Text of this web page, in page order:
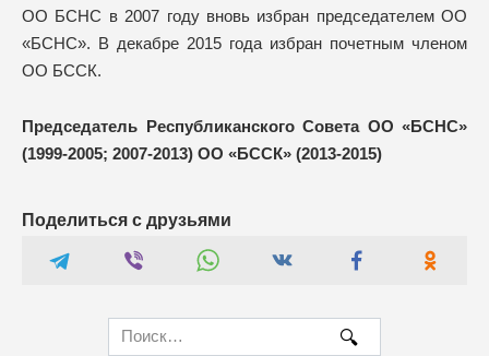
ОО БСНС в 2007 году вновь избран председателем ОО
«БСНС». В декабре 2015 года избран почетным членом
ОО БССК.
Председатель Республиканского Совета ОО «БСНС»
(1999-2005; 2007-2013) ОО «БССК» (2013-2015)
Поделиться с друзьями
Search
for: